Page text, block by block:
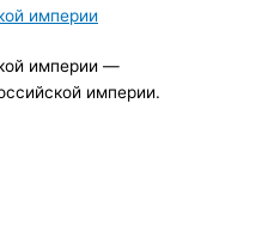
империи
империи —
империи.